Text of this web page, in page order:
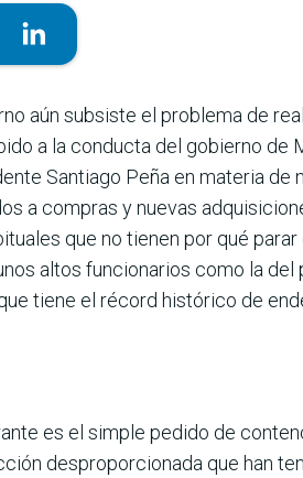
aún subsiste el problema de
a la conducta del gobierno de
Santiago Peña en mate­ria
a compras y nuevas
que no tienen por qué
altos funcionarios como la del
tiene el récord histórico de
es el simple pedido de
despropor­cionada que han